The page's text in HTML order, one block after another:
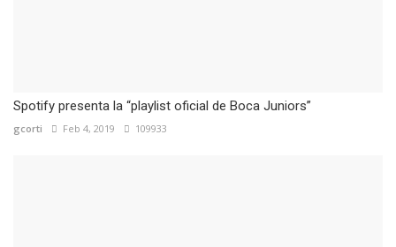
Spotify presenta la “playlist oficial de Boca Juniors”
gcorti Feb 4, 2019 109933